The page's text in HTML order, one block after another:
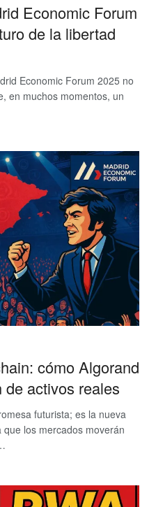
Economic Forum
de la libertad
Economic Forum 2025 no
en muchos momentos, un
cómo Algorand
activos reales
futurista; es la nueva
los mercados moverán